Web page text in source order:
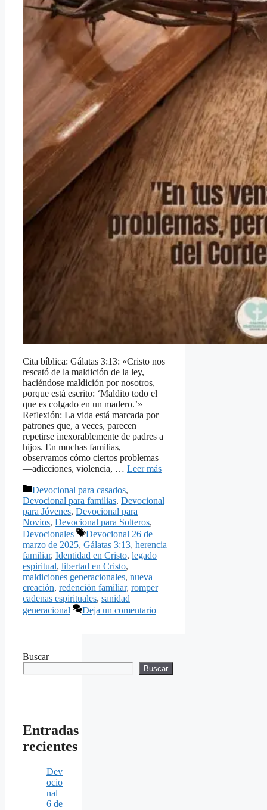
Cita bíblica: Gálatas 3:13: «Cristo nos
rescató de la maldición de la ley,
haciéndose maldición por nosotros,
porque está escrito: ‘Maldito todo el
que es colgado en un madero.’»
Reflexión: La vida está marcada por
patrones que, a veces, parecen
repetirse inexorablemente de padres a
hijos. En muchas familias,
observamos cómo ciertos problemas
—adicciones, violencia, … Leer más
Categorías
Devocional para casados,
Devocional para familias, Devocional
para Jóvenes, Devocional para
Novios, Devocional para Solteros,
Devocionales
Etiquetas
Devocional 26 de
marzo de 2025, Gálatas 3:13, herencia
familiar, Identidad en Cristo, legado
espiritual, libertad en Cristo,
maldiciones generacionales, nueva
creación, redención familiar, romper
cadenas espirituales, sanidad
generacional
Deja un comentario
Buscar
Buscar
Entradas
recientes
Dev
ocio
nal
6 de